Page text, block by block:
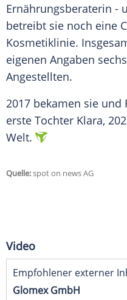
Ernährungsberaterin -
betreibt sie noch eine
Kosmetiklinie.
eigenen Angaben
Angestellten.
2017 bekamen sie und
erste Tochter Klara,
Welt.
Quelle:spot on news AG
Video
Empfohlener externer
Glomex GmbH